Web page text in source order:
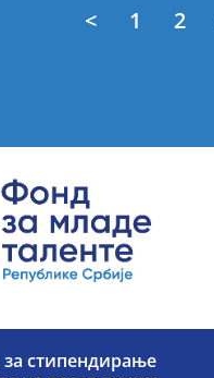
< 1 2
за стипендирање